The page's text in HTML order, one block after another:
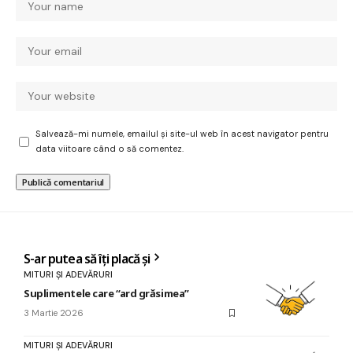
Salvează-mi numele, emailul și site-ul web în acest navigator pentru
data viitoare când o să comentez.
S-ar putea să îți placă și
MITURI ȘI ADEVĂRURI
Suplimentele care “ard grăsimea”
3 Martie 2026
MITURI ȘI ADEVĂRURI